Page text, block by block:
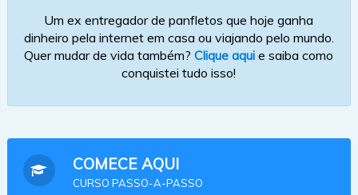
Um ex entregador de panfletos que hoje ganha
dinheiro pela internet em casa ou viajando pelo mundo.
Quer mudar de vida também?Clique aqui e saiba como
conquistei tudo isso!
COMECE AQUI
CURSO PASSO-A-PASSO